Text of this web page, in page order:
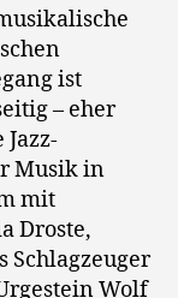
ist
– eher
Musik in
mit
Droste,
Schlagzeuger
Wolf